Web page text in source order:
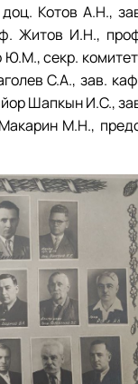
Котов А.Н.,
Житов И.Н.,
секр.
С.А., зав.
Шапкын И.С.,
М.Н.,